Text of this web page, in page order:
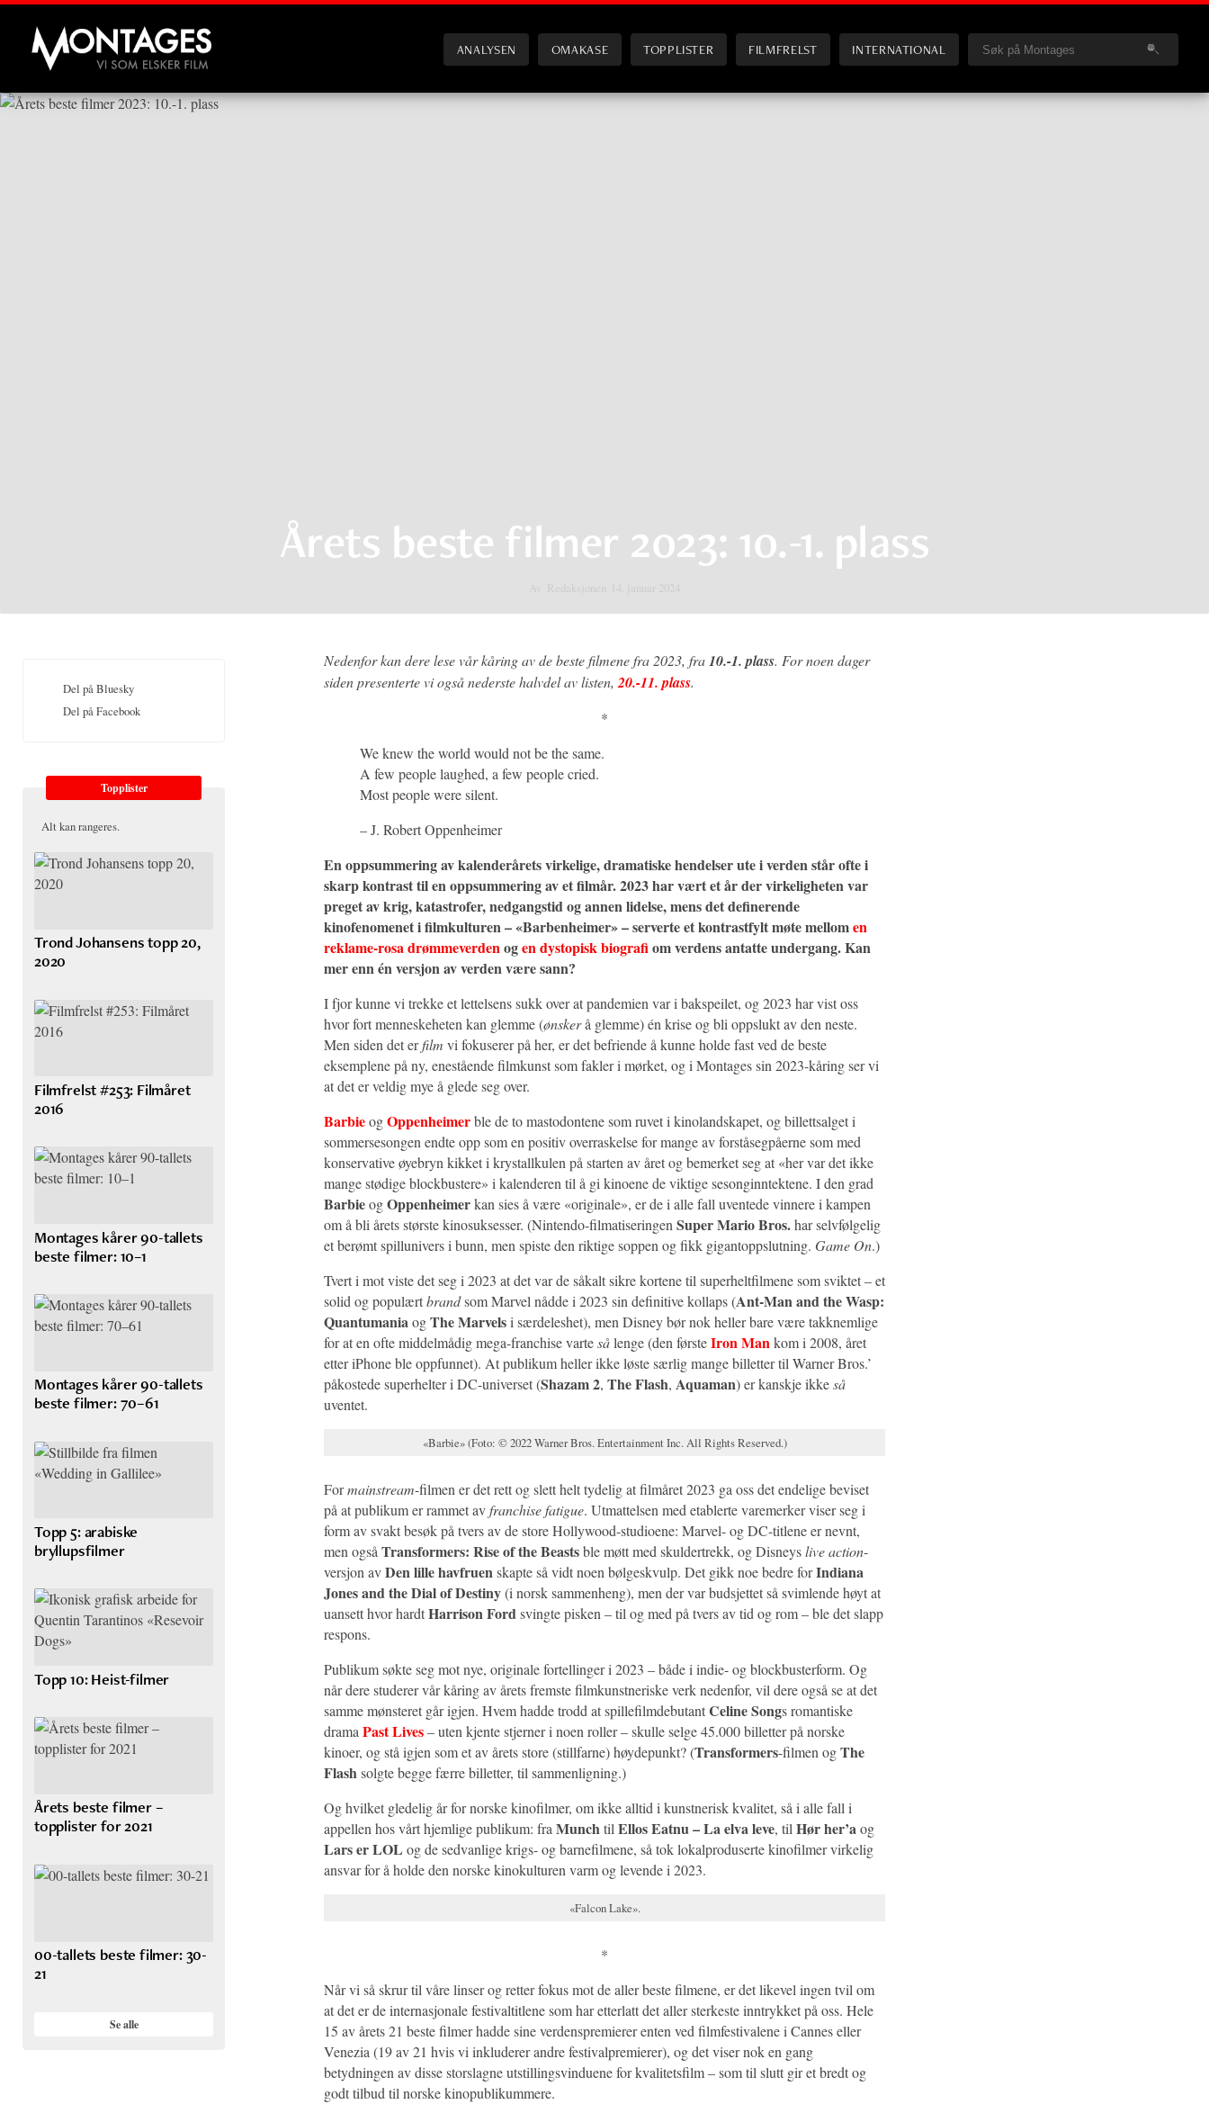
Montages
ANALYSEN OMAKASE TOPPLISTER FILMFRELST INTERNATIONAL
Årets beste filmer 2023: 10.-1. plass
Nedenfor kan dere lese vår kåring av de beste filmene fra 2023, fra10.-1. plass. For noen dager
siden presenterte vi også nederste halvdel av listen, 20.-11. plass.
*
We knew the world would not be the same.
A few people laughed, a few people cried.
Most people were silent.
– J. Robert Oppenheimer
En oppsummering av kalenderårets virkelige, dramatiske hendelser ute i verden står ofte i
skarp kontrast til en oppsummering av et filmår. 2023 har vært et år der virkeligheten var
preget av krig, katastrofer, nedgangstid og annen lidelse, mens det definerende
kinofenomenet i filmkulturen – «Barbenheimer» – serverte et kontrastfylt møte mellomen
reklame-rosa drømmeverdenogen dystopisk biografiom verdens antatte undergang. Kan
mer enn én versjon av verden være sann?
I fjor kunne vi trekke et lettelsens sukk over at pandemien var i bakspeilet, og 2023 har vist oss
hvor fort menneskeheten kan glemme (ønskerå glemme) én krise og bli oppslukt av den neste.
Men siden det erfilm vi fokuserer på her, er det befriende å kunne holde fast ved de beste
eksemplene på ny, enestående filmkunst som fakler i mørket, og i Montages sin 2023-kåring ser vi
at det er veldig mye å glede seg over.
BarbieogOppenheimerble de to mastodontene som ruvet i kinolandskapet, og billettsalget i
sommersesongen endte opp som en positiv overraskelse for mange av forståsegpåerne som med
konservative øyebryn kikket i krystallkulen på starten av året og bemerket seg at «her var det ikke
mange stødige blockbustere» i kalenderen til å gi kinoene de viktige sesonginntektene. I den grad
BarbieogOppenheimerkan sies å være «originale», er de i alle fall uventede vinnere i kampen
om å bli årets største kinosuksesser. (Nintendo-filmatiseringen Super Mario Bros.har selvfølgelig
et berømt spillunivers i bunn, men spiste den riktige soppen og fikk gigantoppslutning. Game On.)
Tvert i mot viste det seg i 2023 at det var de såkalt sikre kortene til superheltfilmene som sviktet – et
solid og populærtbrandsom Marvel nådde i 2023 sin definitive kollaps (Ant-Man and the Wasp:
QuantumaniaogThe Marvelsi særdeleshet), men Disney bør nok heller bare være takknemlige
for at en ofte middelmådig mega-franchise vartesålenge (den førsteIron Mankom i 2008, året
etter iPhone ble oppfunnet). At publikum heller ikke løste særlig mange billetter til Warner Bros.’
påkostede superhelter i DC-universet (Shazam 2, The Flash, Aquaman) er kanskje ikkeså
uventet.
«Barbie» (Foto: © 2022 Warner Bros. Entertainment Inc. All Rights Reserved.)
Formainstream-filmen er det rett og slett helt tydelig at filmåret 2023 ga oss det endelige beviset
på at publikum er rammet avfranchise fatigue. Utmattelsen med etablerte varemerker viser seg i
form av svakt besøk på tvers av de store Hollywood-studioene: Marvel- og DC-titlene er nevnt,
men også Transformers: Rise of the Beastsble møtt med skuldertrekk, og Disneyslive action-
versjon avDen lille havfruenskapte så vidt noen bølgeskvulp. Det gikk noe bedre forIndiana
Jones and the Dial of Destiny(i norsk sammenheng), men der var budsjettet så svimlende høyt at
uansett hvor hardtHarrison Fordsvingte pisken – til og med på tvers av tid og rom – ble det slapp
respons.
Publikum søkte seg mot nye, originale fortellinger i 2023 – både i indie- og blockbusterform. Og
når dere studerer vår kåring av årets fremste filmkunstneriske verk nedenfor, vil dere også se at det
samme mønsteret går igjen. Hvem hadde trodd at spillefilmdebutantCeline Songs romantiske
drama Past Lives– uten kjente stjerner i noen roller – skulle selge 45.000 billetter på norske
kinoer, og stå igjen som et av årets store (stillfarne) høydepunkt? (Transformers-filmen ogThe
Flashsolgte begge færre billetter, til sammenligning.)
Og hvilket gledelig år for norske kinofilmer, om ikke alltid i kunstnerisk kvalitet, så i alle fall i
appellen hos vårt hjemlige publikum: fra Munchtil Ellos Eatnu – La elva leve, til Hør her’aog
Lars er LOL og de sedvanlige krigs- og barnefilmene, så tok lokalproduserte kinofilmer virkelig
ansvar for å holde den norske kinokulturen varm og levende i 2023.
«Falcon Lake».
*
Når vi så skrur til våre linser og retter fokus mot de aller beste filmene, er det likevel ingen tvil om
at det er de internasjonale festivaltitlene som har etterlatt det aller sterkeste inntrykket på oss. Hele
15 av årets 21 beste filmer hadde sine verdenspremierer enten ved filmfestivalene i Cannes eller
Venezia (19 av 21 hvis vi inkluderer andre festivalpremierer), og det viser nok en gang
betydningen av disse storslagne utstillingsvinduene for kvalitetsfilm – som til slutt gir et bredt og
godt tilbud til norske kinopublikummere.
Del på Bluesky
Del på Facebook
Topplister
Alt kan rangeres.
Trond Johansens topp 20,
2020
Filmfrelst #253: Filmåret
2016
Montages kårer 90-tallets
beste filmer: 10–1
Montages kårer 90-tallets
beste filmer: 70–61
Topp 5: arabiske
bryllupsfilmer
Topp 10: Heist-filmer
Årets beste filmer –
topplister for 2021
00-tallets beste filmer: 30-
21
Se alle